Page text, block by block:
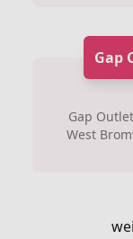
Gap
Gap
West